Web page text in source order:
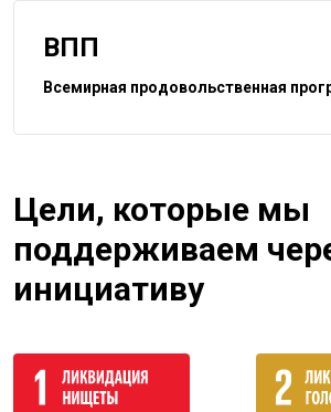
ВПП
Всемирная продовольственная
Цели, которые мы
поддерживаем
инициативу